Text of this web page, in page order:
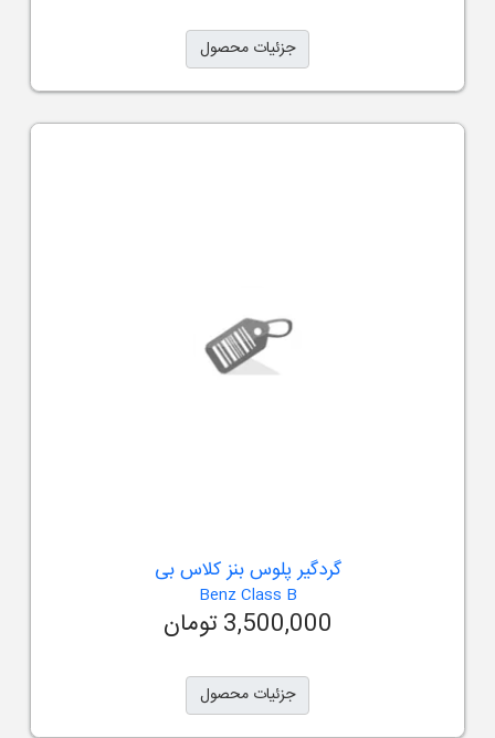
جزئیات محصول
گردگیر پلوس بنز کلاس بی
Benz Class B
3,500,000 تومان
جزئیات محصول